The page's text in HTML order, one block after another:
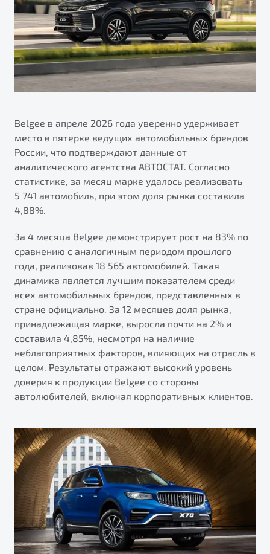
Яркий кроссовер
от 2 219 990 ₽*
S50
Элегантный и практичный седан
от 1 699 990 ₽*
Обзор В наличии
X70
Универсальный кроссовер
от 2 499 990 ₽*
Обзор В наличии
Автокредит
Трейд-ин
Страхование
Расчет КАСКО
Узнайте о специальных выгодах при покупке
автомобиля Belgee
Подробно
Автомобили в наличии
Тест-драйв
Автокредит
Спецпредложения
Ремонт электрооборудования
Диагностика автомобилей
Ремонт двигателя
Кузовной ремонт
Полная диагностика
Ремонт тормозной системы
Ремонт ходовой части
Обслуживание автокондиционеров
Belgee Линк
Belgee Клуб
Реферальная программа
Клиентская поддержка
Помощь на дорогах
Будьте еще более уверены на дорогах с программой
"Помощь на дорогах"
О дилерском центре
Правовая информация
Belgee в апреле 2026 года уверенно удерживает
место в пятерке ведущих автомобильных брендов
России, что подтверждают данные от
аналитического агентства АВТОСТАТ. Согласно
статистике, за месяц марке удалось реализовать
5 741 автомобиль, при этом доля рынка составила
4,88%.
За 4 месяца Belgee демонстрирует рост на 83% по
сравнению с аналогичным периодом прошлого
года, реализовав 18 565 автомобилей. Такая
динамика является лучшим показателем среди
всех автомобильных брендов, представленных в
стране официально. За 12 месяцев доля рынка,
принадлежащая марке, выросла почти на 2% и
составила 4,85%, несмотря на наличие
неблагоприятных факторов, влияющих на отрасль в
целом. Результаты отражают высокий уровень
доверия к продукции Belgee со стороны
автолюбителей, включая корпоративных клиентов.